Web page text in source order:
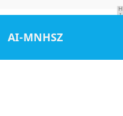
H
I
AI-MNHSZ